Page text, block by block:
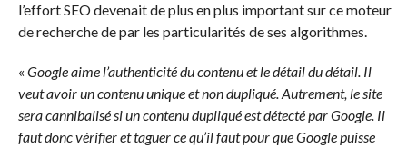
l’effort SEO devenait de plus en plus important sur ce moteur
de recherche de par les particularités de ses algorithmes.
« Google aime l’authenticité du contenu et le détail du détail. Il
veut avoir un contenu unique et non dupliqué. Autrement, le site
sera cannibalisé si un contenu dupliqué est détecté par Google. Il
faut donc vérifier et taguer ce qu’il faut pour que Google puisse